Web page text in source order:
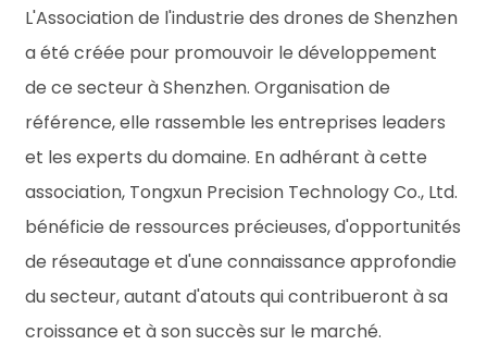
L'Association de l'industrie des drones de Shenzhen
a été créée pour promouvoir le développement
de ce secteur à Shenzhen. Organisation de
référence, elle rassemble les entreprises leaders
et les experts du domaine. En adhérant à cette
association, Tongxun Precision Technology Co., Ltd.
bénéficie de ressources précieuses, d'opportunités
de réseautage et d'une connaissance approfondie
du secteur, autant d'atouts qui contribueront à sa
croissance et à son succès sur le marché.